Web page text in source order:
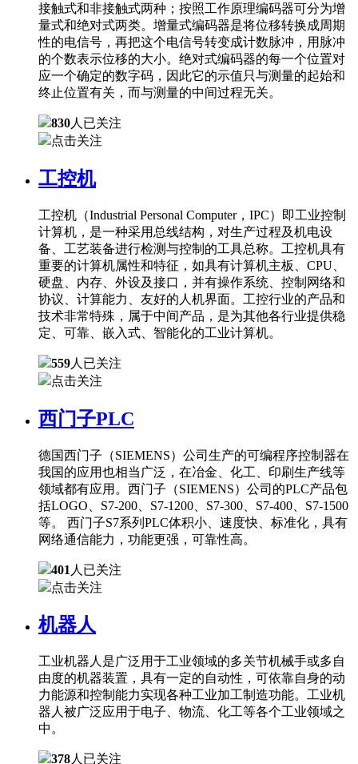
接触式和非接触式两种；按照工作原理编码器可分为增
量式和绝对式两类。增量式编码器是将位移转换成周期
性的电信号，再把这个电信号转变成计数脉冲，用脉冲
的个数表示位移的大小。绝对式编码器的每一个位置对
应一个确定的数字码，因此它的示值只与测量的起始和
终止位置有关，而与测量的中间过程无关。
830人已关注
点击关注
工控机
工控机（Industrial Personal Computer，IPC）即工业控制
计算机，是一种采用总线结构，对生产过程及机电设
备、工艺装备进行检测与控制的工具总称。工控机具有
重要的计算机属性和特征，如具有计算机主板、CPU、
硬盘、内存、外设及接口，并有操作系统、控制网络和
协议、计算能力、友好的人机界面。工控行业的产品和
技术非常特殊，属于中间产品，是为其他各行业提供稳
定、可靠、嵌入式、智能化的工业计算机。
559人已关注
点击关注
西门子PLC
德国西门子（SIEMENS）公司生产的可编程序控制器在
我国的应用也相当广泛，在冶金、化工、印刷生产线等
领域都有应用。西门子（SIEMENS）公司的PLC产品包
括LOGO、S7-200、S7-1200、S7-300、S7-400、S7-1500
等。 西门子S7系列PLC体积小、速度快、标准化，具有
网络通信能力，功能更强，可靠性高。
401 人已关注
点击关注
机器人
工业机器人是广泛用于工业领域的多关节机械手或多自
由度的机器装置，具有一定的自动性，可依靠自身的动
力能源和控制能力实现各种工业加工制造功能。工业机
器人被广泛应用于电子、物流、化工等各个工业领域之
中。
378人已关注